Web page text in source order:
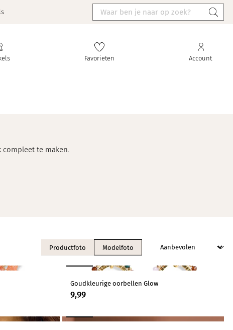
Favorieten Account
te maken.
Productfoto Modelfoto
Goudkleurige oorbellen Glow
9,99